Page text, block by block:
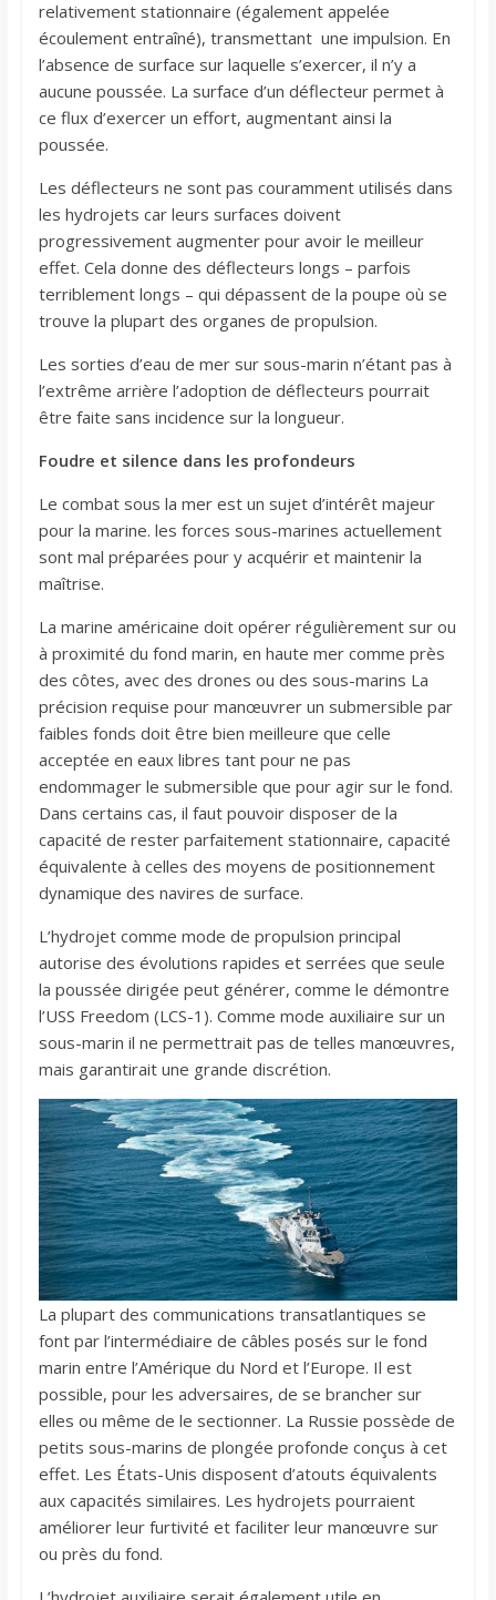
relativement stationnaire (également appelée
écoulement entraîné), transmettant une impulsion. En
l’absence de surface sur laquelle s’exercer, il n’y a
aucune poussée. La surface d’un déflecteur permet à
ce flux d’exercer un effort, augmentant ainsi la
poussée.
Les déflecteurs ne sont pas couramment utilisés dans
les hydrojets car leurs surfaces doivent
progressivement augmenter pour avoir le meilleur
effet. Cela donne des déflecteurs longs – parfois
terriblement longs – qui dépassent de la poupe où se
trouve la plupart des organes de propulsion.
Les sorties d’eau de mer sur sous-marin n’étant pas à
l’extrême arrière l’adoption de déflecteurs pourrait
être faite sans incidence sur la longueur.
Foudre et silence dans les profondeurs
Le combat sous la mer est un sujet d’intérêt majeur
pour la marine. les forces sous-marines actuellement
sont mal préparées pour y acquérir et maintenir la
maîtrise.
La marine américaine doit opérer régulièrement sur ou
à proximité du fond marin, en haute mer comme près
des côtes, avec des drones ou des sous-marins La
précision requise pour manœuvrer un submersible par
faibles fonds doit être bien meilleure que celle
acceptée en eaux libres tant pour ne pas
endommager le submersible que pour agir sur le fond.
Dans certains cas, il faut pouvoir disposer de la
capacité de rester parfaitement stationnaire, capacité
équivalente à celles des moyens de positionnement
dynamique des navires de surface.
L’hydrojet comme mode de propulsion principal
autorise des évolutions rapides et serrées que seule
la poussée dirigée peut générer, comme le démontre
l’USS Freedom (LCS-1). Comme mode auxiliaire sur un
sous-marin il ne permettrait pas de telles manœuvres,
mais garantirait une grande discrétion.
La plupart des communications transatlantiques se
font par l’intermédiaire de câbles posés sur le fond
marin entre l’Amérique du Nord et l’Europe. Il est
possible, pour les adversaires, de se brancher sur
elles ou même de le sectionner. La Russie possède de
petits sous-marins de plongée profonde conçus à cet
effet. Les États-Unis disposent d’atouts équivalents
aux capacités similaires. Les hydrojets pourraient
améliorer leur furtivité et faciliter leur manœuvre sur
ou près du fond.